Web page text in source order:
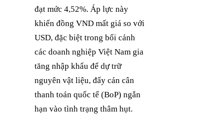
đạt mức 4,52%. Áp lực này
khiến đồng VND mất giá so với
USD, đặc biệt trong bối cảnh
các doanh nghiệp Việt Nam gia
tăng nhập khẩu để dự trữ
nguyên vật liệu, đẩy cán cân
thanh toán quốc tế (BoP) ngắn
hạn vào tình trạng thâm hụt.